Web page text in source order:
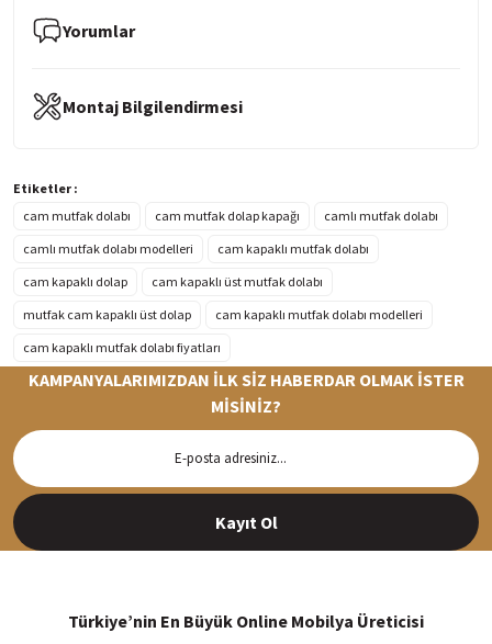
Yorumlar
Montaj Bilgilendirmesi
Etiketler :
cam mutfak dolabı
cam mutfak dolap kapağı
camlı mutfak dolabı
camlı mutfak dolabı modelleri
cam kapaklı mutfak dolabı
cam kapaklı dolap
cam kapaklı üst mutfak dolabı
mutfak cam kapaklı üst dolap
cam kapaklı mutfak dolabı modelleri
cam kapaklı mutfak dolabı fiyatları
Siparişleriniz en kısa sürede hazırlanarak kargoya verilir
KAMPANYALARIMIZDAN İLK SİZ HABERDAR OLMAK İSTER
MİSİNİZ?
Kayıt Ol
Türkiye’nin En Büyük Online Mobilya Üreticisi